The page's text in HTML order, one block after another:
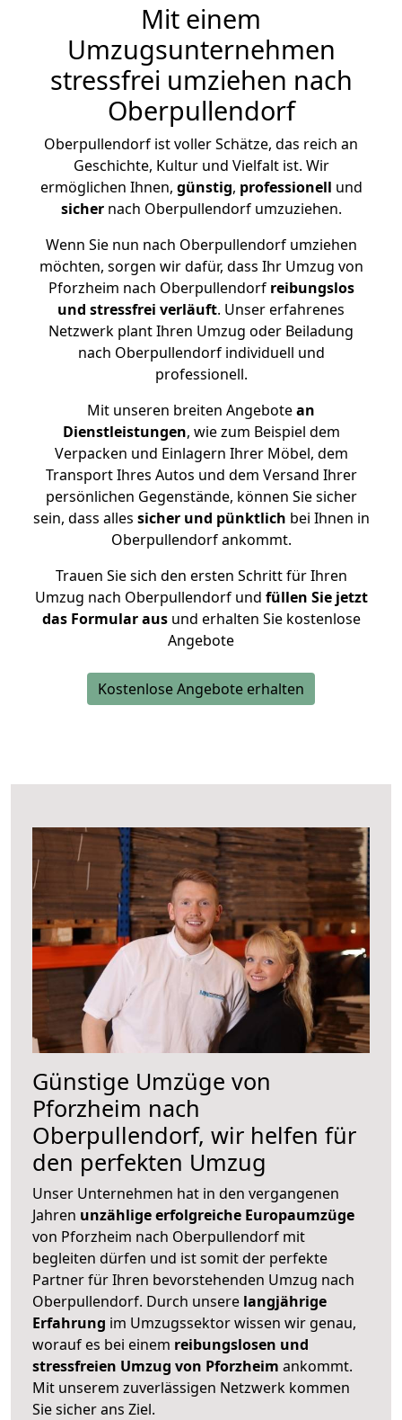
Mit einem
Umzugsunternehmen
stressfrei umziehen nach
Oberpullendorf
Oberpullendorf ist voller Schätze, das reich an
Geschichte, Kultur und Vielfalt ist. Wir
ermöglichen Ihnen, günstig, professionell und
sichernach Oberpullendorf umzuziehen.
Wenn Sie nun nach Oberpullendorf umziehen
möchten, sorgen wir dafür, dass Ihr Umzug von
Pforzheim nach Oberpullendorf reibungslos
und stressfrei verläuft. Unser erfahrenes
Netzwerk plant Ihren Umzug oder Beiladung
nach Oberpullendorf individuell und
professionell.
Mit unseren breiten Angebotean
Dienstleistungen, wie zum Beispiel dem
Verpacken und Einlagern Ihrer Möbel, dem
Transport Ihres Autos und dem Versand Ihrer
persönlichen Gegenstände, können Sie sicher
sein, dass alles sicher und pünktlich bei Ihnen in
Oberpullendorf ankommt.
Trauen Sie sich den ersten Schritt für Ihren
Umzug nach Oberpullendorf und füllen Sie jetzt
das Formular ausund erhalten Sie kostenlose
Angebote
Kostenlose Angebote erhalten
Günstige Umzüge von
Pforzheim nach
Oberpullendorf, wir helfen für
den perfekten Umzug
Unser Unternehmen hat in den vergangenen
Jahren unzählige erfolgreiche Europaumzüge
von Pforzheim nach Oberpullendorf mit
begleiten dürfen und ist somit der perfekte
Partner für Ihren bevorstehenden Umzug nach
Oberpullendorf. Durch unsere langjährige
Erfahrung im Umzugssektor wissen wir genau,
worauf es bei einem reibungslosen und
stressfreien Umzug von Pforzheim ankommt.
Mit unserem zuverlässigen Netzwerk kommen
Sie sicher ans Ziel.